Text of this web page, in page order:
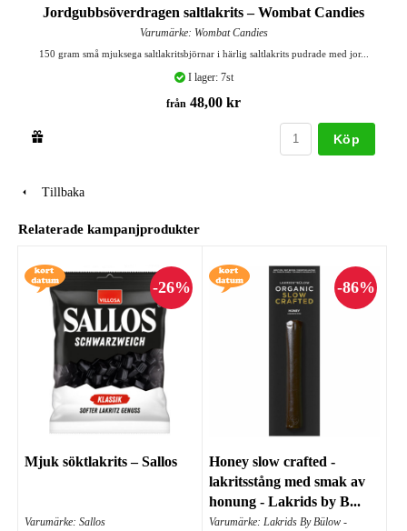
Jordgubbsöverdragen saltlakrits – Wombat Candies
Varumärke: Wombat Candies
150 gram små mjuksega saltlakritsbjörnar i härlig saltlakrits pudrade med jor...
I lager: 7st
från 48,00 kr
Köp
Tillbaka
Relaterade kampanjprodukter
Mjuk söktlakrits – Sallos
Varumärke: Sallos
Honey slow crafted -
lakritsstång med smak av
honung - Lakrids by B...
Varumärke: Lakrids By Bülow -